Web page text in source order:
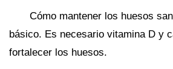
Cómo mantener los huesos
básico. Es necesario vitamina D y
fortalecer los huesos.